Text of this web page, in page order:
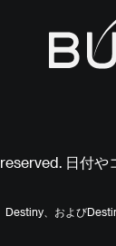
日付や
、および